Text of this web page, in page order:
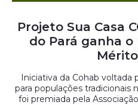
Projeto Sua Casa
do Pará ganha
Iniciativa da Cohab voltada
para populações tradicionais
foi premiada pela